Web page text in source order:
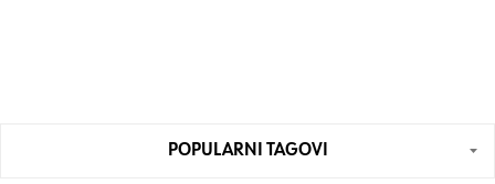
POPULARNI TAGOVI